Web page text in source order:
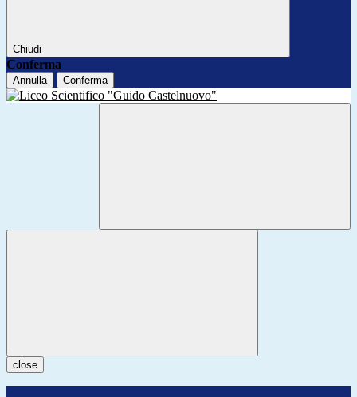
Chiudi
Conferma
Annulla Conferma
close